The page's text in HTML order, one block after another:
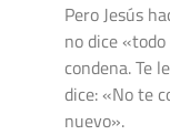
Pero Jesús
no dice
condena. Te
dice: «No te
nuevo».